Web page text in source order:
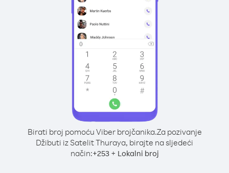
Birati broj pomoću Viber brojčanika.Za pozivanje
Džibuti iz Satelit Thuraya, birajte na sljedeći
način:+253+ Lokalni broj